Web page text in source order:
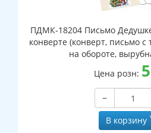
ПДМК-18204 Письмо
конверте (конверт, письмо с
на обороте,
Цена розн:
−
В корзину